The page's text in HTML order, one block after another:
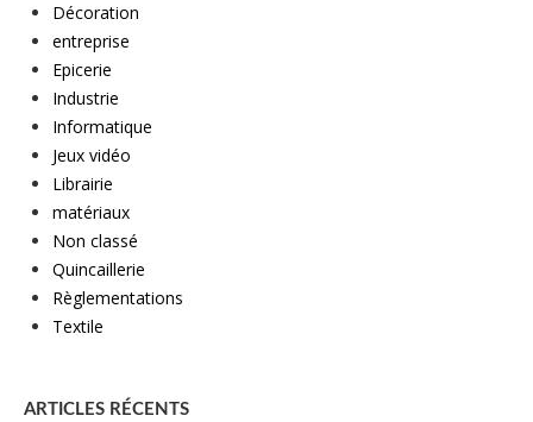
Décoration
entreprise
Epicerie
Industrie
Informatique
Jeux vidéo
Librairie
matériaux
Non classé
Quincaillerie
Règlementations
Textile
ARTICLES RÉCENTS